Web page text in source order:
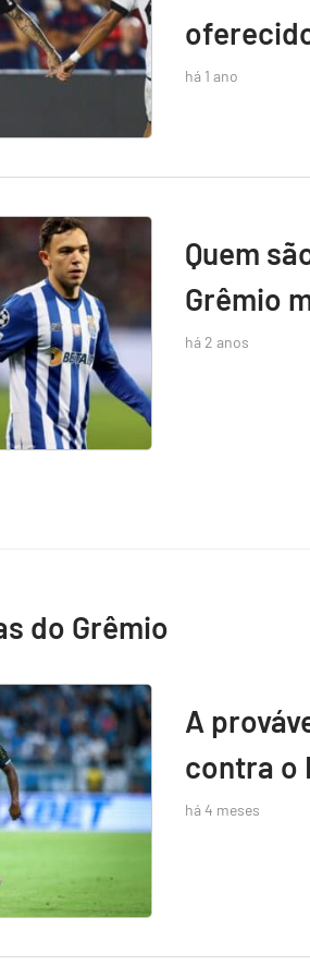
há 1 ano
Quem
Grêmio
há 2 anos
do Grêmio
A
contra o
há 4 meses